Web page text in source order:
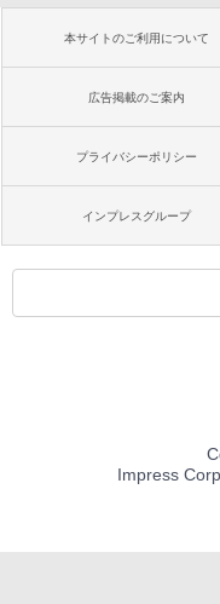
本サイトのご利用について
広告掲載のご案内
プライバシーポリシー
インプレスグループ
Impress